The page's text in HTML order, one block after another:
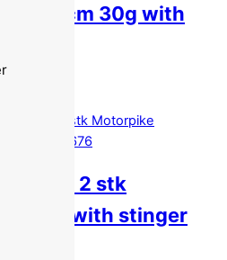
15cm 30g with
JR 15 – 2 stk
30g with stinger